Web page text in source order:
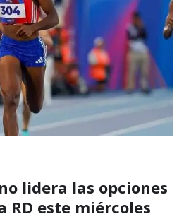
lidera las opciones
RD este miércoles